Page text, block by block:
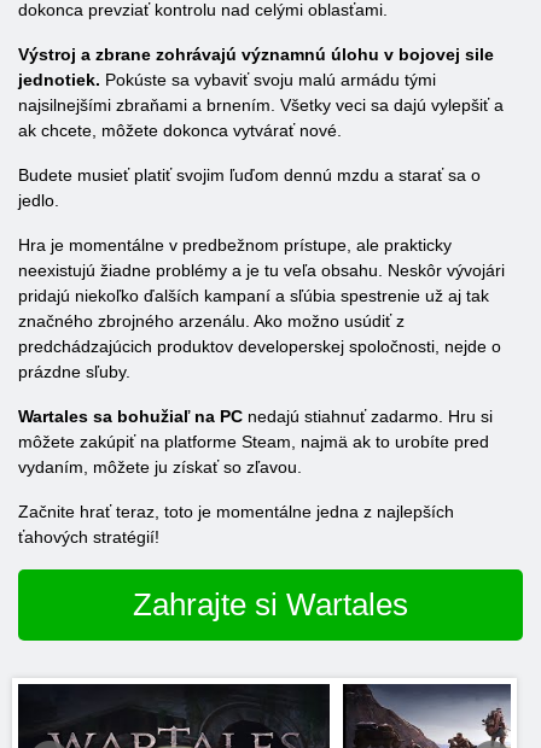
dokonca prevziať kontrolu nad celými oblasťami.
Výstroj a zbrane zohrávajú významnú úlohu v bojovej sile
jednotiek. Pokúste sa vybaviť svoju malú armádu tými
najsilnejšími zbraňami a brnením. Všetky veci sa dajú vylepšiť a
ak chcete, môžete dokonca vytvárať nové.
Budete musieť platiť svojim ľuďom dennú mzdu a starať sa o
jedlo.
Hra je momentálne v predbežnom prístupe, ale prakticky
neexistujú žiadne problémy a je tu veľa obsahu. Neskôr vývojári
pridajú niekoľko ďalších kampaní a sľúbia spestrenie už aj tak
značného zbrojného arzenálu. Ako možno usúdiť z
predchádzajúcich produktov developerskej spoločnosti, nejde o
prázdne sľuby.
Wartales sa bohužiaľ na PC nedajú stiahnuť zadarmo. Hru si
môžete zakúpiť na platforme Steam, najmä ak to urobíte pred
vydaním, môžete ju získať so zľavou.
Začnite hrať teraz, toto je momentálne jedna z najlepších
ťahových stratégií!
Zahrajte si Wartales